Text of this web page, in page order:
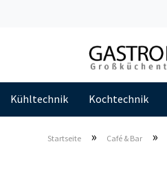
Kühltechnik Kochtechnik
Startseite » Café & Bar »